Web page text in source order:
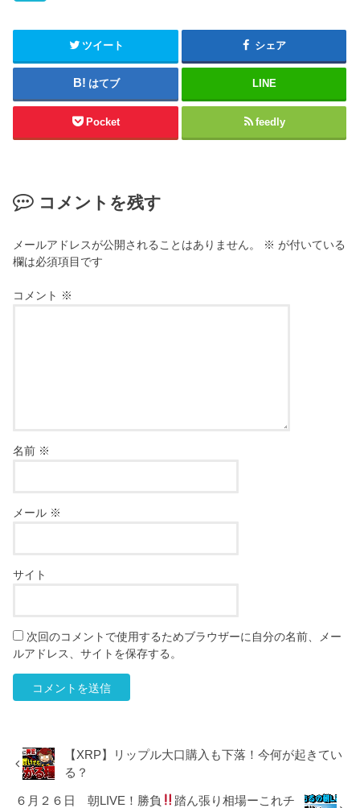
ツイート シェア
はてブ LINE
Pocket feedly
コメントを残す
メールアドレスが公開されることはありません。 ※ が付いている
欄は必須項目です
コメント ※
名前 ※
メール ※
サイト
次回のコメントで使用するためブラウザーに自分の名前、メー
ルアドレス、サイトを保存する。
【XRP】リップル大口購入も下落！今何が起きてい
る？
６月２６日 朝LIVE！勝負
踏ん張り相場ーこれチ